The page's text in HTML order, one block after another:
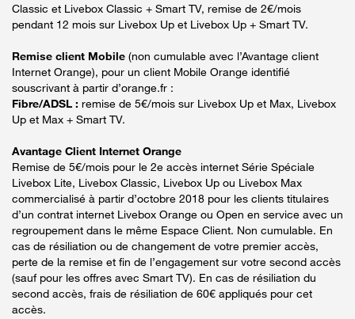
Classic et Livebox Classic + Smart TV, remise de 2€/mois
pendant 12 mois sur Livebox Up et Livebox Up + Smart TV.
Remise client Mobile (non cumulable avec l’Avantage client
Internet Orange), pour un client Mobile Orange identifié
souscrivant à partir d’orange.fr :
Fibre/ADSL : remise de 5€/mois sur Livebox Up et Max, Livebox
Up et Max + Smart TV.
Avantage Client Internet Orange
Remise de 5€/mois pour le 2e accès internet Série Spéciale
Livebox Lite, Livebox Classic, Livebox Up ou Livebox Max
commercialisé à partir d’octobre 2018 pour les clients titulaires
d’un contrat internet Livebox Orange ou Open en service avec un
regroupement dans le même Espace Client. Non cumulable. En
cas de résiliation ou de changement de votre premier accès,
perte de la remise et fin de l’engagement sur votre second accès
(sauf pour les offres avec Smart TV). En cas de résiliation du
second accès, frais de résiliation de 60€ appliqués pour cet
accès.